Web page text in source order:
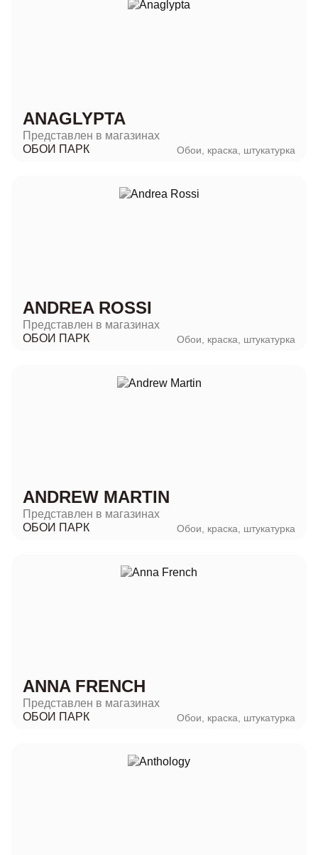
ANAGLYPTA
Представлен в магазинах
ОБОИ ПАРК
Обои, краска, штукатурка
ANDREA ROSSI
Представлен в магазинах
ОБОИ ПАРК
Обои, краска, штукатурка
ANDREW MARTIN
Представлен в магазинах
ОБОИ ПАРК
Обои, краска, штукатурка
ANNA FRENCH
Представлен в магазинах
ОБОИ ПАРК
Обои, краска, штукатурка